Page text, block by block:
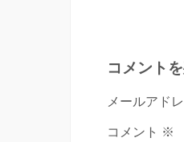
コメント
メールアド
コメント ※